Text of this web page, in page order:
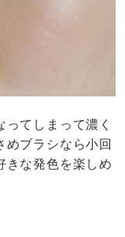
てしまって濃く
めブラシなら小回
きな発色を楽しめ